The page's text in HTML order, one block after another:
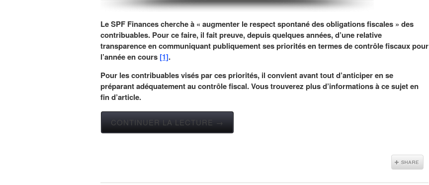
Le SPF Finances cherche à « augmenter le respect spontané des obligations fiscales » des
contribuables. Pour ce faire, il fait preuve, depuis quelques années, d’une relative
transparence en communiquant publiquement ses priorités en termes de contrôle fiscaux pour
l’année en cours [1].
Pour les contribuables visés par ces priorités, il convient avant tout d’anticiper en se
préparant adéquatement au contrôle fiscal. Vous trouverez plus d’informations à ce sujet en
fin d’article.
CONTINUER LA LECTURE →